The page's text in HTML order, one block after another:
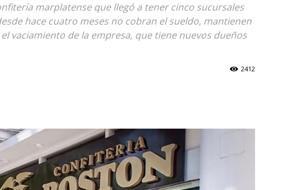
marplatense que llegó a tener cinco sucursales
hace cuatro meses no cobran el sueldo, mantienen
vaciamiento de la empresa, que tiene nuevos dueños
2412